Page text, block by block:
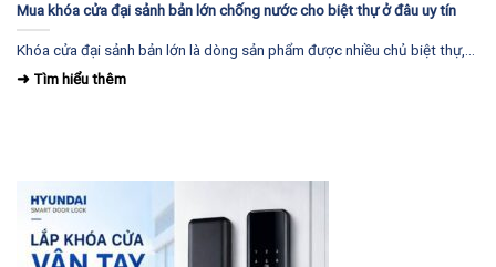
Mua khóa cửa đại sảnh bản lớn chống nước cho biệt thự ở đâu uy tín
Khóa cửa đại sảnh bản lớn là dòng sản phẩm được nhiều chủ biệt thự,...